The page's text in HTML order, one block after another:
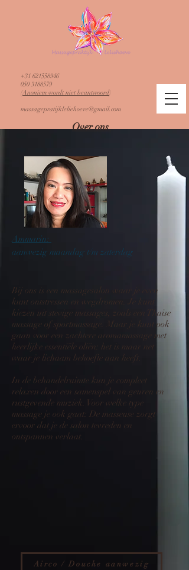
+31 621558946
050 3188579
​(Anoniem wordt niet beantwoord)
massagepratijkleliehoeve@gmail.com
Over ons
Ammarin:
aanwezig maandag t/m zaterdag ​
Bij ons is een massagesalon waar je even
kunt ontstressen en wegdromen. Je kunt
kiezen uit stevige massages, zoals een Thaise
massage of sportmassage. Maar je kunt ook
gaan voor een zachtere aromamassage met
heerlijke essentiële oliën: het is maar net
waar je lichaam behoefte aan heeft.
In de behandelruimte kun je compleet
relaxen door een samenspel van geuren en
rustgevende muziek. Voor welke type
massage je ook gaat: De masseuse zorgt
ervoor dat je de salon tevreden en
ontspannen verlaat.
Airco / Douche aanwezig